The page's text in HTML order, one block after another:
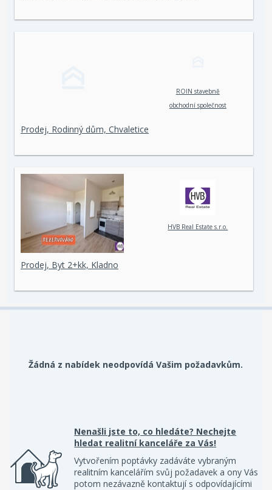
ROIN stavebně
obchodní společnost
Prodej, Rodinný dům, Chvaletice
HVB Real Estate s.r.o.
Prodej, Byt 2+kk, Kladno
Žádná z nabídek neodpovídá Vašim požadavkům.
Nenašli jste to, co hledáte? Nechejte
hledat realitní kanceláře za Vás!
Vytvořením poptávky zadáváte vybraným
realitním kancelářím svůj požadavek a ony Vás
potom nezávazně kontaktují s odpovídajícími